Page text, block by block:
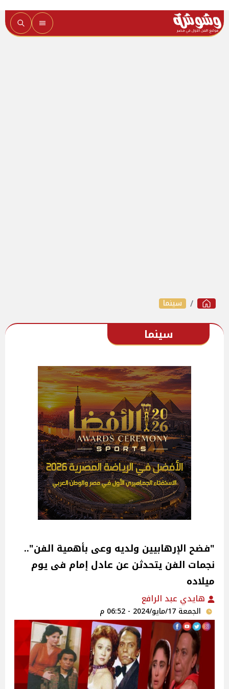
سينما
سينما
"فضح الإرهابيين ولديه وعى بأهمية الفن"..
نجمات الفن يتحدثن عن عادل إمام فى يوم
ميلاده‎
هايدي عبد الرافع
الجمعة 17/مايو/2024 - 06:52 م